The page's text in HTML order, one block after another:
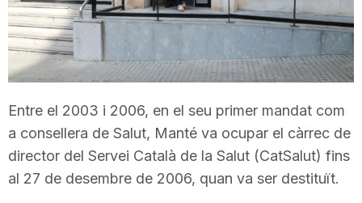
a
g
o
n
Entre el 2003 i 2006, en el seu primer mandat com
a consellera de Salut, Manté va ocupar el càrrec de
director del Servei Català de la Salut (CatSalut) fins
al 27 de desembre de 2006, quan va ser destituït.